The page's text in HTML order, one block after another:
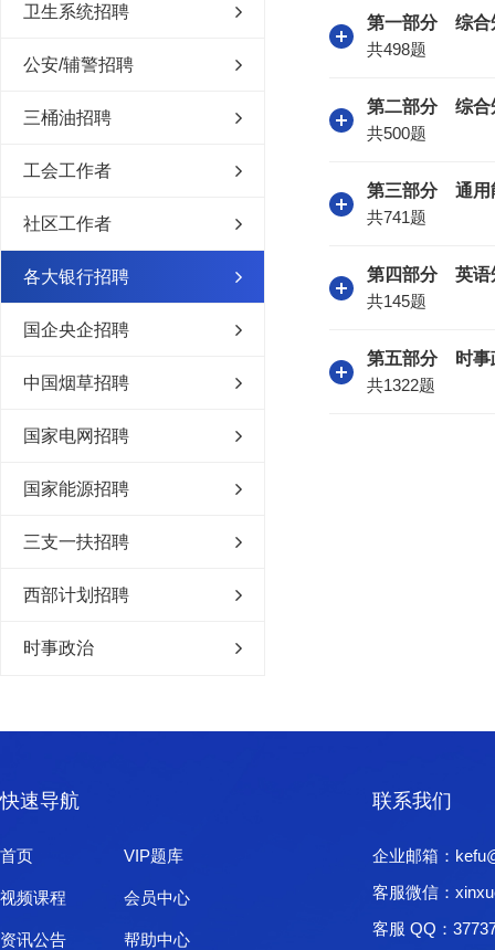
卫生系统招聘
公安/辅警招聘
三桶油招聘
工会工作者
社区工作者
各大银行招聘
国企央企招聘
中国烟草招聘
国家电网招聘
国家能源招聘
三支一扶招聘
西部计划招聘
时事政治
第一部分 综合
共498题
第二部分 综合
共500题
第三部分 通用
共741题
第四部分 英语
共145题
第五部分 时事
共1322题
快速导航
首页 VIP题库
视频课程 会员中心
资讯公告 帮助中心
联系我们
企业邮箱：
客服微信：
客服 QQ：